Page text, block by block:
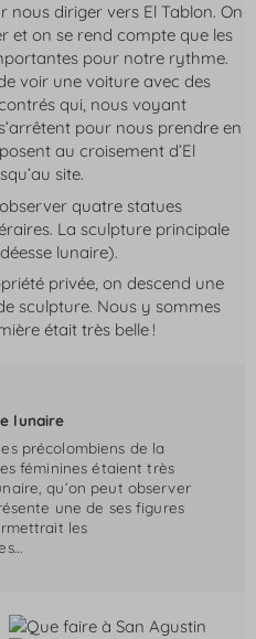
diriger vers El Tablon. On
et on se rend compte que les
pour notre rythme.
voir une voiture avec des
qui, nous voyant
pour nous prendre en
au croisement d’El
site.
quatre statues
La sculpture principale
lunaire).
privée, on descend une
sculpture. Nous y sommes
était très belle !
lunaire
précolombiens de la
féminines étaient très
qu’on peut observer
une de ses figures
les